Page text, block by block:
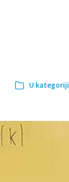
U kategoriji